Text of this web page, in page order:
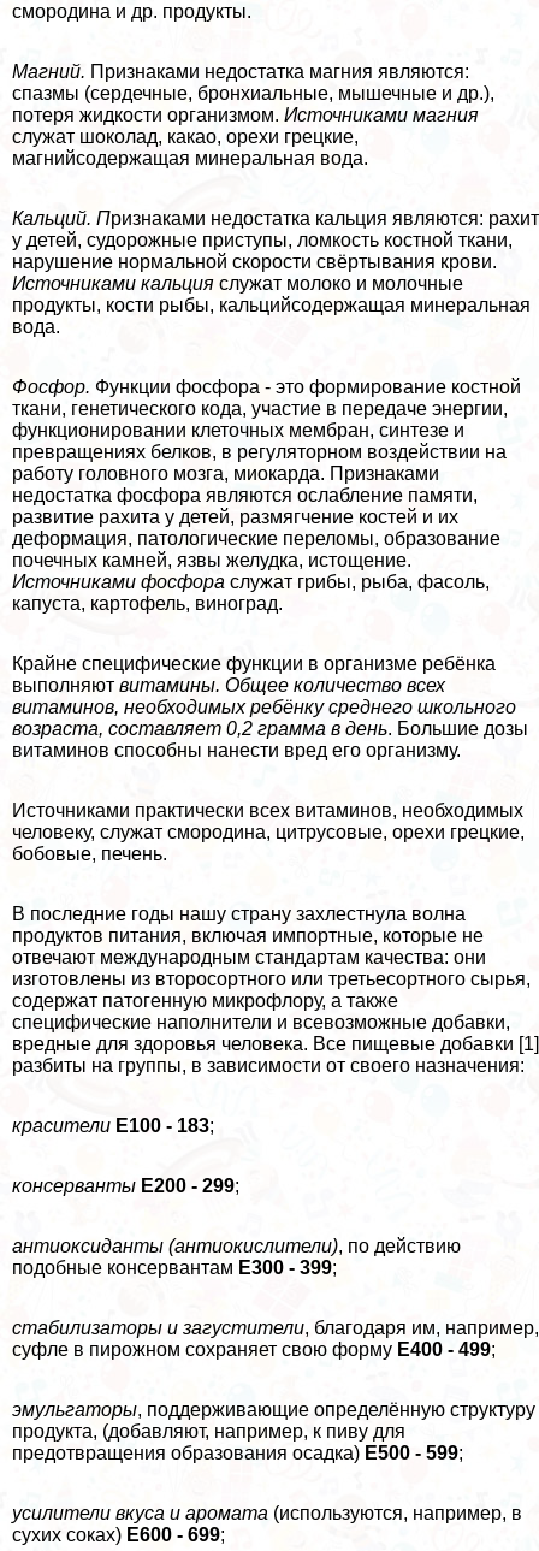
смородина и др. продукты.
Магний. Признаками недостатка магния являются:
спазмы (сердечные, бронхиальные, мышечные и др.),
потеря жидкости организмом. Источниками магния
служат шоколад, какао, орехи грецкие,
магнийсодержащая минеральная вода.
Кальций. Признаками недостатка кальция являются: рахит
у детей, судорожные приступы, ломкость костной ткани,
нарушение нормальной скорости свёртывания крови.
Источниками кальция служат молоко и молочные
продукты, кости рыбы, кальцийсодержащая минеральная
вода.
Фосфор. Функции фосфора - это формирование костной
ткани, генетического кода, участие в передаче энергии,
функционировании клеточных мембран, синтезе и
превращениях белков, в регуляторном воздействии на
работу головного мозга, миокарда. Признаками
недостатка фосфора являются ослабление памяти,
развитие рахита у детей, размягчение костей и их
деформация, патологические переломы, образование
почечных камней, язвы желудка, истощение.
Источниками фосфора служат грибы, рыба, фасоль,
капуста, картофель, виноград.
Крайне специфические функции в организме ребёнка
выполняют витамины. Общее количество всех
витаминов, необходимых ребёнку среднего школьного
возраста, составляет 0,2 грамма в день. Большие дозы
витаминов способны нанести вред его организму.
Источниками пpaктически всех витаминов, необходимых
человеку, служат смородина, цитрусовые, орехи грецкие,
бобовые, печень.
В последние годы нашу страну захлестнула волна
продуктов питания, включая импортные, которые не
отвечают международным стандартам качества: они
изготовлены из второсортного или третьесортного сырья,
содержат патогенную микрофлору, а также
специфические наполнители и всевозможные добавки,
вредные для здоровья человека. Все пищевые добавки [1]
разбиты на группы, в зависимости от своего назначения:
красители Е100 - 183;
консерванты Е200 - 299;
антиоксиданты (антиокислители), по действию
подобные консервантам Е300 - 399;
стабилизаторы и загустители, благодаря им, например,
суфле в пирожном сохраняет свою форму Е400 - 499;
эмульгаторы, поддерживающие определённую структуру
продукта, (добавляют, например, к пиву для
предотвращения образования осадка) Е500 - 599;
усилители вкуса и аромата (используются, например, в
сухих соках) Е600 - 699;